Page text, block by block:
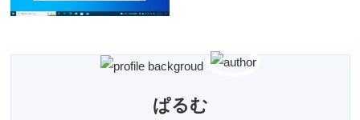
ぱるむ